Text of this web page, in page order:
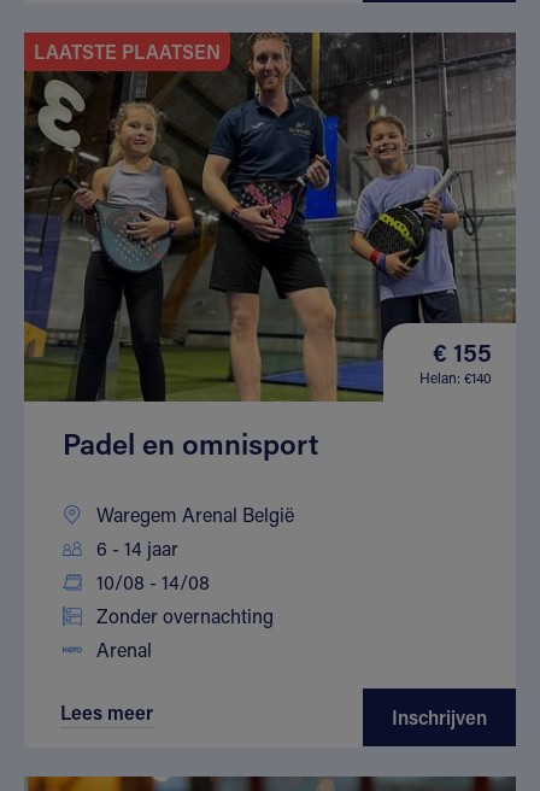
LAATSTE PLAATSEN
€ 155
Helan: €140
Padel en omnisport
Waregem Arenal België
6 - 14 jaar
10/08 - 14/08
Zonder overnachting
Arenal
Lees meer Inschrijven